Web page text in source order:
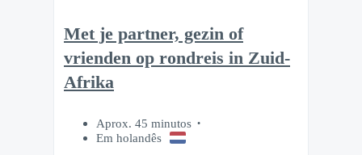
Met je partner, gezin of
vrienden op rondreis in Zuid-
Afrika
Aprox. 45 minutos
Em holandês